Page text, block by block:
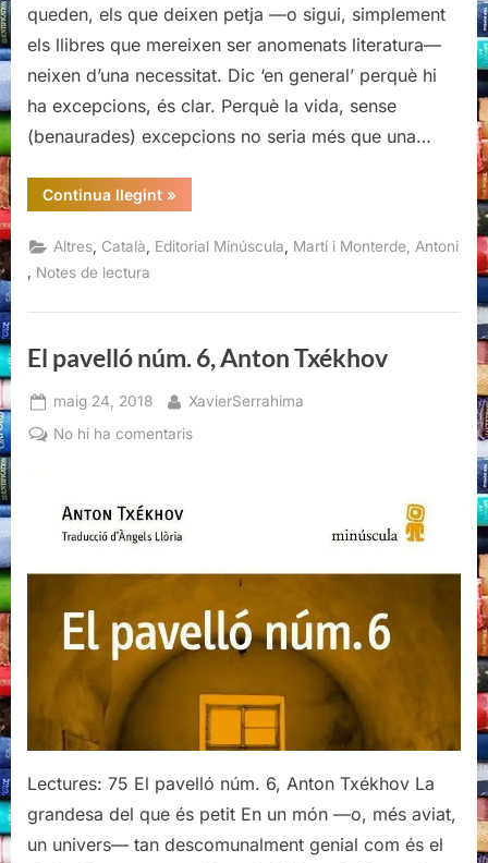
queden, els que deixen petja —o sigui, simplement
els llibres que mereixen ser anomenats literatura—
neixen d’una necessitat. Dic ‘en general’ perquè hi
ha excepcions, és clar. Perquè la vida, sense
(benaurades) excepcions no seria més que una…
Continua llegint“L’erosió,
Antoni
i
Monterde”
»
Altres Català Editorial Minúscula
Martí i Monterde, Antoni
, Notes de lectura
El pavelló núm. 6, Anton Txékhov
Posted
on
maig 24, 2018 By
XavierSerrahima
No hi ha comentarisa
Txékhov
Lectures: 75 El pavelló núm. 6, Anton Txékhov La
grandesa del que és petit En un món —o, més aviat,
un univers— tan descomunalment genial com és el